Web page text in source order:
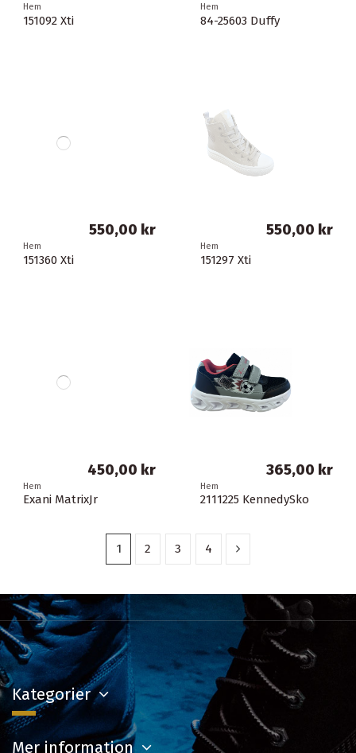
Hem
84-25603 Duffy
Hem
151092 Xti
Hem
151297 Xti
550,00 kr
Hem
151360 Xti
550,00 kr
Hem
2111225 KennedySko
365,00 kr
Hem
Exani MatrixJr
450,00 kr
1 2 3 4
Kategorier
Mer information